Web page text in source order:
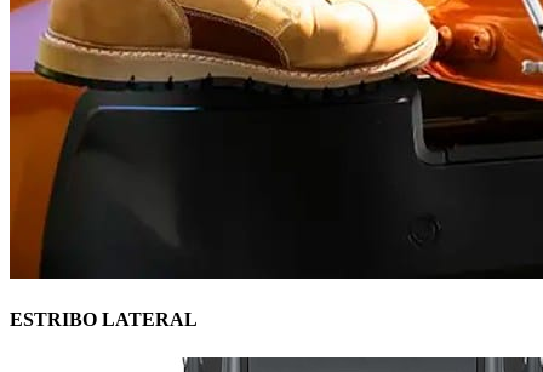
ESTRIBO LATERAL